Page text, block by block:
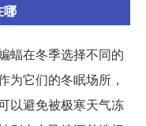
哪
蝠在冬季选择不同的
为它们的冬眠场所，
以避免被极寒天气冻